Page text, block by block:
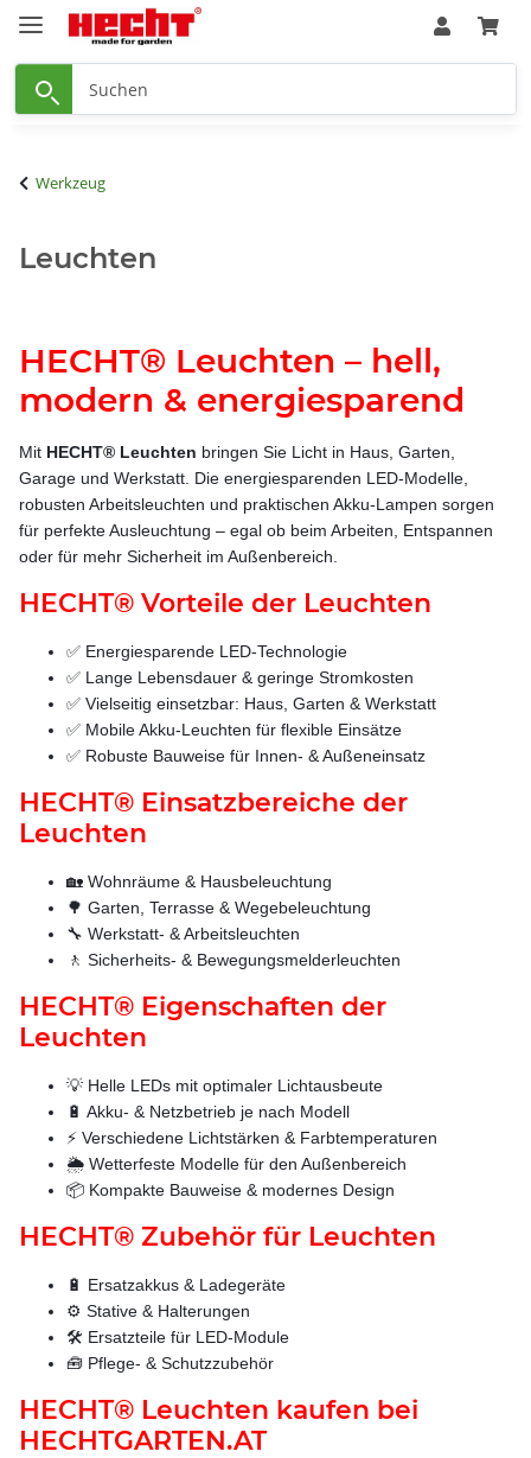
Werkzeug
Leuchten
HECHT® Leuchten – hell,
modern & energiesparend
Mit HECHT® Leuchten bringen Sie Licht in Haus, Garten,
Garage und Werkstatt. Die energiesparenden LED-Modelle,
robusten Arbeitsleuchten und praktischen Akku-Lampen sorgen
für perfekte Ausleuchtung – egal ob beim Arbeiten, Entspannen
oder für mehr Sicherheit im Außenbereich.
HECHT® Vorteile der Leuchten
✅ Energiesparende LED-Technologie
✅ Lange Lebensdauer & geringe Stromkosten
✅ Vielseitig einsetzbar: Haus, Garten & Werkstatt
✅ Mobile Akku-Leuchten für flexible Einsätze
✅ Robuste Bauweise für Innen- & Außeneinsatz
HECHT® Einsatzbereiche der
Leuchten
🏡 Wohnräume & Hausbeleuchtung
🌳 Garten, Terrasse & Wegebeleuchtung
🔧 Werkstatt- & Arbeitsleuchten
🚶 Sicherheits- & Bewegungsmelderleuchten
HECHT® Eigenschaften der
Leuchten
💡 Helle LEDs mit optimaler Lichtausbeute
🔋 Akku- & Netzbetrieb je nach Modell
⚡ Verschiedene Lichtstärken & Farbtemperaturen
🌦️ Wetterfeste Modelle für den Außenbereich
📦 Kompakte Bauweise & modernes Design
HECHT® Zubehör für Leuchten
🔋 Ersatzakkus & Ladegeräte
⚙️ Stative & Halterungen
🛠️ Ersatzteile für LED-Module
🧰 Pflege- & Schutzzubehör
HECHT® Leuchten kaufen bei
HECHTGARTEN.AT